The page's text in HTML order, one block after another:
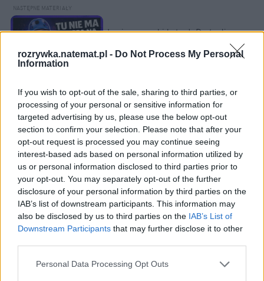
rozrywka.natemat.pl - Do Not Process My Personal
Information
If you wish to opt-out of the sale, sharing to third parties, or
processing of your personal or sensitive information for
targeted advertising by us, please use the below opt-out
section to confirm your selection. Please note that after your
opt-out request is processed you may continue seeing
interest-based ads based on personal information utilized by
us or personal information disclosed to third parties prior to
your opt-out. You may separately opt-out of the further
disclosure of your personal information by third parties on the
IAB’s list of downstream participants. This information may
also be disclosed by us to third parties on the IAB’s List of
Downstream Participants that may further disclose it to other
Personal Data Processing Opt Outs
Łupiemy carski beton!  Drytooling
pod Warszawą (Janówek Pierwszy) |
kierunek:GÓRY #4
Członkowie Zboru Leczenia Duchem Świętym
"Niebo" byli ślepo wpatrzeni w Kacmajora i zdolni do
wykonywania niemalże każdych zachcianek
"proroka". Sebastian Keller wspomina w książce
moment, gdy razem z żoną zaczął coraz bardziej
przeciwstawiać się woli charyzmatycznego lidera. "O
ile wcześniej miałem względy u Kacmajora, o tyle
teraz byłem już dla niego nikim. [...] Głosowali,
czy mamy żyć czy umrzeć. To nie były żarty, oni
naprawdę mówili: życie albo śmierć. Byłem